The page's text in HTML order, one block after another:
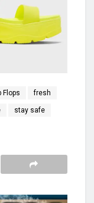
Flops fresh
stay safe